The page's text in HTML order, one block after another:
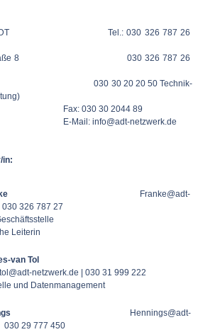
ADT Tel.: 030 326 787 26
Straße 8 030 326 787 26
030 30 20 20 50 Technik-
30 2044 89
info@adt-netzwerk.de
in:
Franke@adt-
326 787 27
Geschäftsstelle
Leiterin
van Tol
netzwerk.de | 030 31 999 222
und Datenmanagement
Hennings@adt-
030 29 777 450